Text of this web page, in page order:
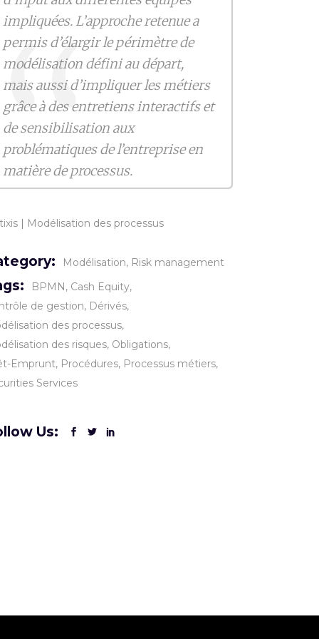
impliquées. L’approche retenue a
permis d’élargir le périmètre de
modélisation défini au départ,
mais aussi d’impliquer les métiers
grâce à des entretiens interactifs et
de sensibilisation aux
problématiques de l’entreprise en
matière de processus.
| Modélisation des processus
Modélisation Risk management
BPMN Cash Equity
de gestion Dérivés
des processus
des risques Obligations
Emprunt Procédures Processus métiers
Services
Us: